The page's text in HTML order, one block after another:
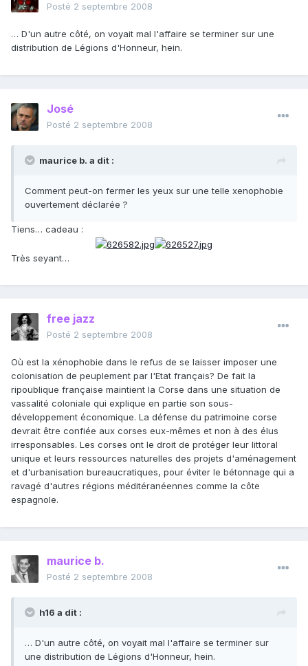
Posté 2 septembre 2008
… D'un autre côté, on voyait mal l'affaire se terminer sur une
distribution de Légions d'Honneur, hein.
José
Posté 2 septembre 2008
maurice b. a dit :
Comment peut-on fermer les yeux sur une telle xenophobie
ouvertement déclarée ?
Tiens… cadeau :
Très seyant…
free jazz
Posté 2 septembre 2008
Où est la xénophobie dans le refus de se laisser imposer une
colonisation de peuplement par l'Etat français? De fait la
ripoublique française maintient la Corse dans une situation de
vassalité coloniale qui explique en partie son sous-
développement économique. La défense du patrimoine corse
devrait être confiée aux corses eux-mêmes et non à des élus
irresponsables. Les corses ont le droit de protéger leur littoral
unique et leurs ressources naturelles des projets d'aménagement
et d'urbanisation bureaucratiques, pour éviter le bétonnage qui a
ravagé d'autres régions méditéranéennes comme la côte
espagnole.
maurice b.
Posté 2 septembre 2008
h16 a dit :
… D'un autre côté, on voyait mal l'affaire se terminer sur
une distribution de Légions d'Honneur, hein.